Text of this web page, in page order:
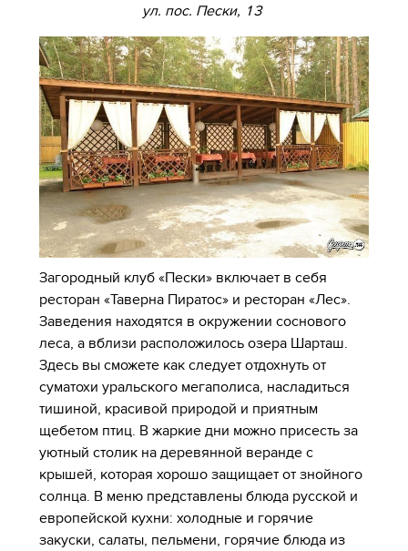
ул. пос. Пески, 13
Загородный клуб «Пески» включает в себя
ресторан «Таверна Пиратос» и ресторан «Лес».
Заведения находятся в окружении соснового
леса, а вблизи расположилось озера Шарташ.
Здесь вы сможете как следует отдохнуть от
суматохи уральского мегаполиса, насладиться
тишиной, красивой природой и приятным
щебетом птиц. В жаркие дни можно присесть за
уютный столик на деревянной веранде с
крышей, которая хорошо защищает от знойного
солнца. В меню представлены блюда русской и
европейской кухни: холодные и горячие
закуски, салаты, пельмени, горячие блюда из